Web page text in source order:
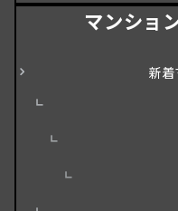
マンショ
新